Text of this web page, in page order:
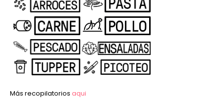
Más recopilatorios aqui